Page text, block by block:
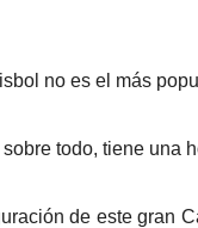
no es el más
todo, tiene una
de este gran